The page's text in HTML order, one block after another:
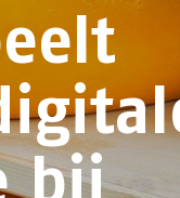
bij